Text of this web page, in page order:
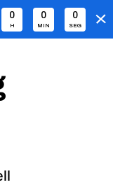
0
H
0
MIN
0
SEG